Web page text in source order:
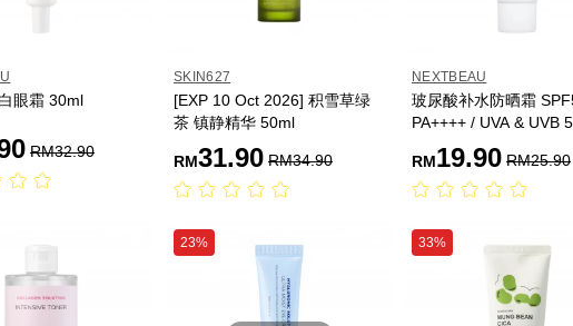
眼霜 30ml
RM32.90
SKIN627
[EXP 10 Oct 2026] 积雪草绿
茶 镇静精华 50ml
RM31.90 RM34.90
NEXTBEAU
玻尿酸补水防晒霜
PA++++ / UVA & UVB
RM19.90 RM25.90
23% 33%